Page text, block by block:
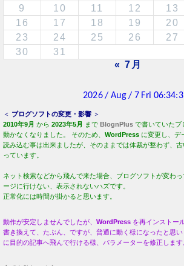
9
10 11 12 13
16
17 18 19 20
23
24 25 26 27
30
31
« 7月
＜ ブログソフトの変更・影響 ＞
2010年9月 から 2023年5月 まで BlognPlus で書いていたブ
動かなくなりました。 そのため、 WordPress に変更し、デ
読み込む事は出来ましたが、そのままでは体裁が整わず、
っています。
ネット検索などから飛んで来た場合、ブログソフトが変わ
ージに行けない、表示されないハズです。
正常化には時間が掛かると思います。
動作が安定しませんでしたが、 WordPress を再インストー
書き換えて、たぶん、ですが、普通に動く様になったと思
に目的の記事へ飛んで行ける様、パラメーターを修正します